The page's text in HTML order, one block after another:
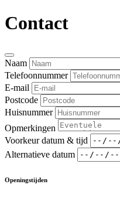
Contact
Naam
Telefoonnummer
E-mail
Postcode
Huisnummer
Opmerkingen
Voorkeur datum & tijd
Alternatieve datum
Openingstijden